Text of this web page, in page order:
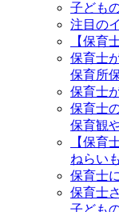
子ども
注目の
【保育
保育士
保育所
保育士
保育士
保育観
【保育
ねらい
保育士
保育士
子ども